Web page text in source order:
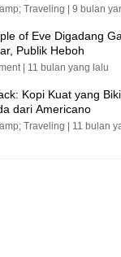
Traveling | 9 bulan
of Eve Digadang
Publik Heboh
| 11 bulan yang lalu
Kopi Kuat yang
dari Americano
Traveling | 11 bulan